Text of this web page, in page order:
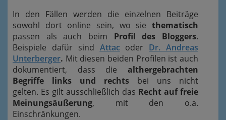
In den Fällen werden die einzelnen Beiträge
sowohl dort online sein, wo sie thematisch
passen als auch beim Profil des Bloggers.
Beispiele dafür sind Attac oder Dr. Andreas
Unterberger. Mit diesen beiden Profilen ist auch
dokumentiert, dass die althergebrachten
Begriffe links und rechts bei uns nicht
gelten. Es gilt ausschließlich das Recht auf freie
Meinungsäußerung, mit den o.a.
Einschränkungen.